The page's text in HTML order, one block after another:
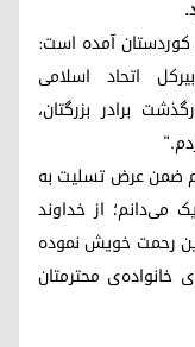
آمده است:
اتحاد اسلامی
برادر بزرگتان،
ضمن عرض تسلیت به
می‌دانم؛ از خداوند
رحمت خویش نموده
محترمتان